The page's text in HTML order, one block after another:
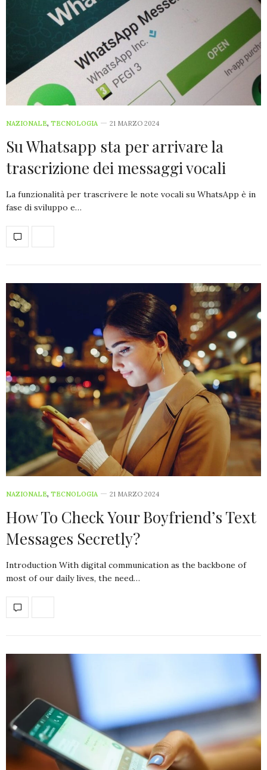
NAZIONALE, TECNOLOGIA 21 MARZO 2024
Su Whatsapp sta per arrivare la
trascrizione dei messaggi vocali
La funzionalità per trascrivere le note vocali su WhatsApp è in
fase di sviluppo e…
NAZIONALE, TECNOLOGIA 21 MARZO 2024
How To Check Your Boyfriend’s Text
Messages Secretly?
Introduction With digital communication as the backbone of
most of our daily lives, the need…